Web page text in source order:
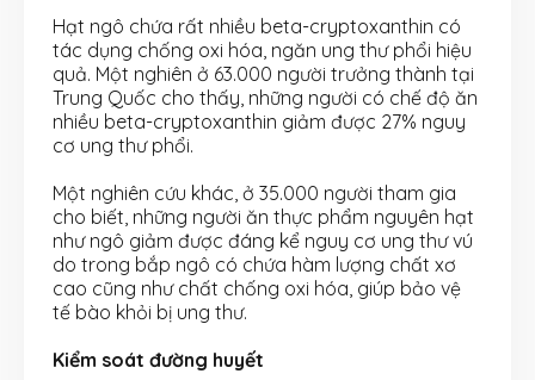
Hạt ngô chứa rất nhiều beta-cryptoxanthin có
tác dụng chống oxi hóa, ngăn ung thư phổi hiệu
quả. Một nghiên ở 63.000 người trưởng thành tại
Trung Quốc cho thấy, những người có chế độ ăn
nhiều beta-cryptoxanthin giảm được 27% nguy
cơ ung thư phổi.
Một nghiên cứu khác, ở 35.000 người tham gia
cho biết, những người ăn thực phẩm nguyên hạt
như ngô giảm được đáng kể nguy cơ ung thư vú
do trong bắp ngô có chứa hàm lượng chất xơ
cao cũng như chất chống oxi hóa, giúp bảo vệ
tế bào khỏi bị ung thư.
Kiểm soát đường huyết